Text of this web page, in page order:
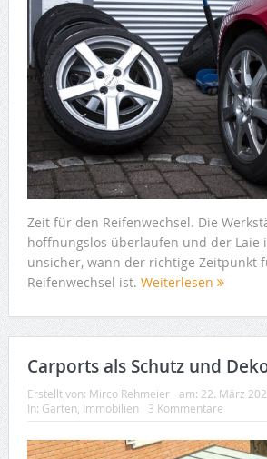
Zeit für den Reifenwechsel. Die
hoffnungslos überlaufen und der Laie
unsicher, wann der richtige Zeitpunkt
Reifenwechsel ist. Weiterlesen
Carports als Schutz und
Erstellt von: Mirco Rehmeier am: 22. März
In: Garten Immobilien 3 Kommentare